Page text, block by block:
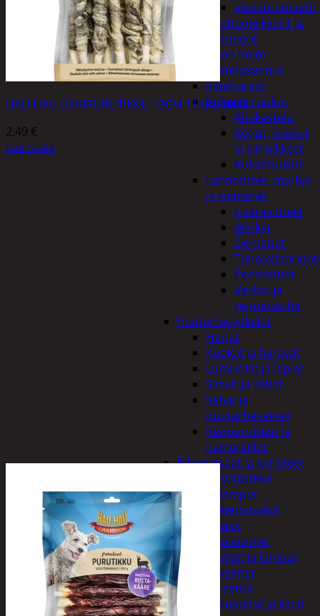
Vesiautomaatit
Ruohonleikkurit ja
trimmerit
Puutarhan hoito
Kastelukannut
Kateharsot
Kukat ja ruukut
Altakastelu
Ketjut, koukut
ja kiinnikkeet
Kukkaruukut
Lannoitteet, myrkyt
ja siemenet
Lisäravinteet
Myrkyt
Siemenet
Pensastuet
Verkot ja
reunanauha
Puutarhatyökalut
Harjat
Kuokat ja haravat
Lumikolat ja lapiot
Saavit ja astiat
Sahat ja
puutarhasakset
Reppuruiskut ja
painepullot
Pihapatsaat ja koristeet
Postilaatikot
Valaisimet ja lamput
Aurinkokennovalot
Koristevalot
Koristevalaisimet
Loisteputket ja lamput
Pihavalaisimet
Sisävalaisimet
Lednauhat ja listat
HAU HAU LOHIPURUTIKKU 13CM 11KPL 100G
2,49 €
Lue Lisää